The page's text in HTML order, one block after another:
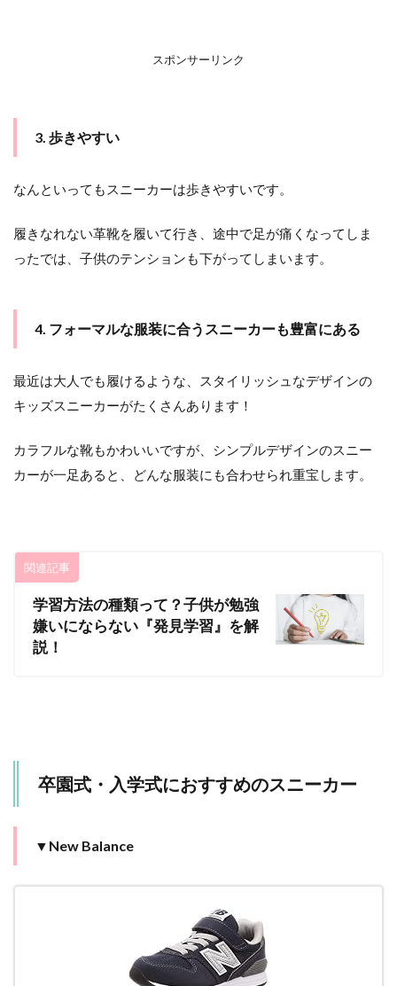
スポンサーリンク
3. 歩きやすい
なんといってもスニーカーは歩きやすいです。
履きなれない革靴を履いて行き、途中で足が痛くなってしま
ったでは、子供のテンションも下がってしまいます。
4. フォーマルな服装に合うスニーカーも豊富にある
最近は大人でも履けるような、スタイリッシュなデザインの
キッズスニーカーがたくさんあります！
カラフルな靴もかわいいですが、シンプルデザインのスニー
カーが一足あると、どんな服装にも合わせられ重宝します。
関連記事
学習方法の種類って？子供が勉強
嫌いにならない『発見学習』を解
説！
卒園式・入学式におすすめのスニーカー
▼New Balance